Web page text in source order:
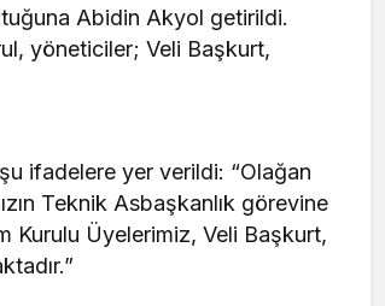
Abidin Akyol getirildi.
yöneticiler; Veli Başkurt,
ifadelere yer verildi: “Olağan
Teknik Asbaşkanlık görevine
Kurulu Üyelerimiz, Veli Başkurt,